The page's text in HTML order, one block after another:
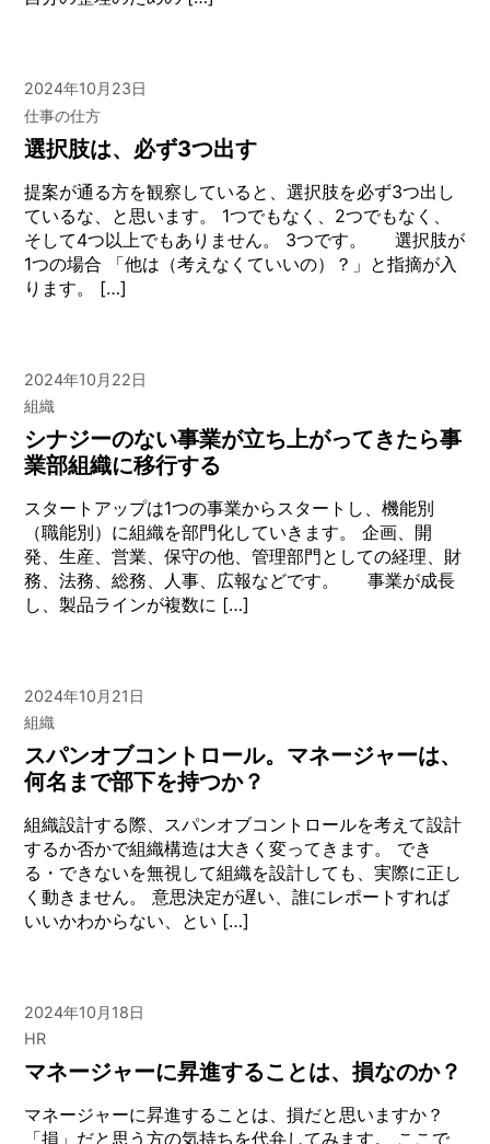
2024年10月23日
仕事の仕方
選択肢は、必ず3つ出す
提案が通る方を観察していると、選択肢を必ず3つ出し
ているな、と思います。 1つでもなく、2つでもなく、
そして4つ以上でもありません。 3つです。 選択肢が
1つの場合 「他は（考えなくていいの）？」と指摘が入
ります。 […]
2024年10月22日
組織
シナジーのない事業が立ち上がってきたら事
業部組織に移行する
スタートアップは1つの事業からスタートし、機能別
（職能別）に組織を部門化していきます。 企画、開
発、生産、営業、保守の他、管理部門としての経理、財
務、法務、総務、人事、広報などです。 事業が成長
し、製品ラインが複数に […]
2024年10月21日
組織
スパンオブコントロール。マネージャーは、
何名まで部下を持つか？
組織設計する際、スパンオブコントロールを考えて設計
するか否かで組織構造は大きく変ってきます。 でき
る・できないを無視して組織を設計しても、実際に正し
く動きません。 意思決定が遅い、誰にレポートすれば
いいかわからない、とい […]
2024年10月18日
HR
マネージャーに昇進することは、損なのか？
マネージャーに昇進することは、損だと思いますか？
「損」だと思う方の気持ちを代弁してみます。 ここで